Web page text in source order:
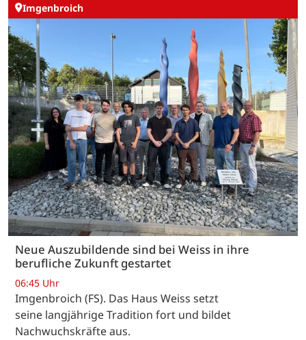
Imgenbroich
Neue Auszubildende sind bei Weiss in ihre
berufliche Zukunft gestartet
06:45 Uhr
Imgenbroich (FS). Das Haus Weiss setzt
seine langjährige Tradition fort und bildet
Nachwuchskräfte aus.